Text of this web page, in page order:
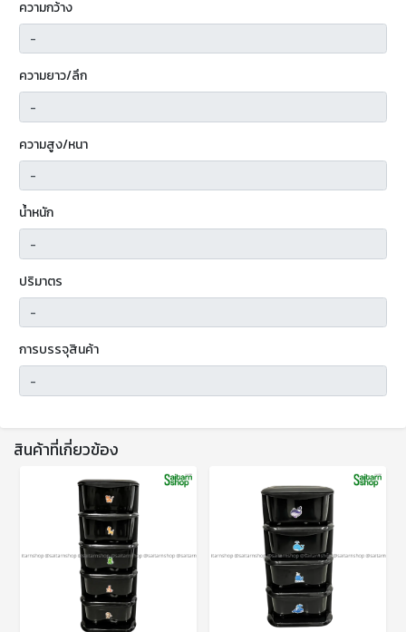
ความกว้าง
ความยาว/ลึก
ความสูง/หนา
น้ำหนัก
ปริมาตร
การบรรจุสินค้า
สินค้าที่เกี่ยวข้อง